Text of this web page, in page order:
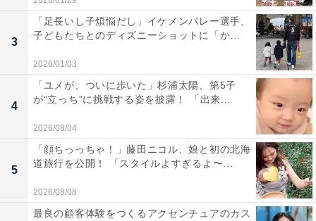
3
「足長いし子煩悩だし」イケメンバレー選手、
子どもたちとのディズニーショットに「か...
2026/01/03
4
「ユメが、ついに歩いた」杉浦太陽、第5子
が“立っち”に挑戦する姿を披露！ 「出来...
2026/08/04
5
「顔ちっっちゃ！」藤田ニコル、娘と初の北海
道旅行を公開！ 「スタイルよすぎるよ〜...
2026/08/08
最良の顧客体験をつくるアクセンチュアのカス